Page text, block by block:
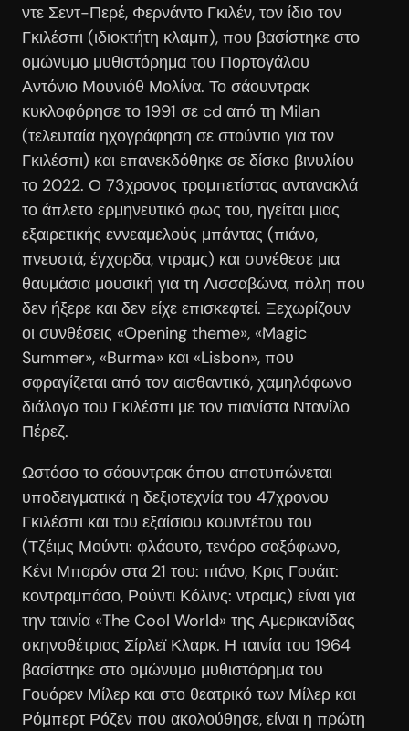
ντε Σεντ-Περέ, Φερνάντο Γκιλέν, τον ίδιο τον
Γκιλέσπι (ιδιοκτήτη κλαμπ), που βασίστηκε στο
ομώνυμο μυθιστόρημα του Πορτογάλου
Αντόνιο Μουνιόθ Μολίνα. Το σάουντρακ
κυκλοφόρησε το 1991 σε cd από τη Milan
(τελευταία ηχογράφηση σε στούντιο για τον
Γκιλέσπι) και επανεκδόθηκε σε δίσκο βινυλίου
το 2022. Ο 73χρονος τρομπετίστας αντανακλά
το άπλετο ερμηνευτικό φως του, ηγείται μιας
εξαιρετικής εννεαμελούς μπάντας (πιάνο,
πνευστά, έγχορδα, ντραμς) και συνέθεσε μια
θαυμάσια μουσική για τη Λισσαβώνα, πόλη που
δεν ήξερε και δεν είχε επισκεφτεί. Ξεχωρίζουν
οι συνθέσεις «Opening theme», «Magic
Summer», «Burma» και «Lisbon», που
σφραγίζεται από τον αισθαντικό, χαμηλόφωνο
διάλογο του Γκιλέσπι με τον πιανίστα Ντανίλο
Πέρεζ.
Ωστόσο το σάουντρακ όπου αποτυπώνεται
υποδειγματικά η δεξιοτεχνία του 47χρονου
Γκιλέσπι και του εξαίσιου κουιντέτου του
(Τζέιμς Μούντι: φλάουτο, τενόρο σαξόφωνο,
Κένι Μπαρόν στα 21 του: πιάνο, Κρις Γουάιτ:
κοντραμπάσο, Ρούντι Κόλινς: ντραμς) είναι για
την ταινία «The Cool World» της Αμερικανίδας
σκηνοθέτριας Σίρλεϊ Κλαρκ. Η ταινία του 1964
βασίστηκε στο ομώνυμο μυθιστόρημα του
Γουόρεν Μίλερ και στο θεατρικό των Μίλερ και
Ρόμπερτ Ρόζεν που ακολούθησε, είναι η πρώτη